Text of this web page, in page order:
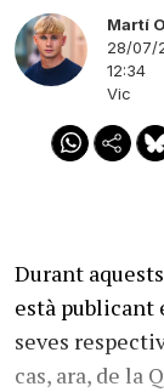
Martí
28/07/
12:34
Vic
Durant
està publicant
seves
cas, ara, de la